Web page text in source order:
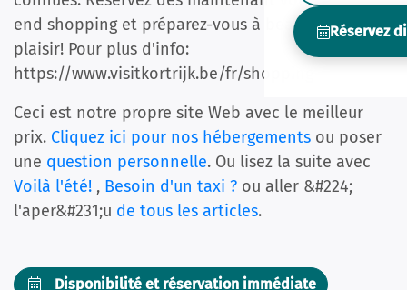
Réservez
end shopping et préparez-vous à beaucoup de
plaisir! Pour plus d'info:
https://www.visitkortrijk.be/fr/shopping
Ceci est notre propre site Web avec le meilleur
prix. Cliquez ici pour nos hébergements ou poser
une question personnelle. Ou lisez la suite avec
Voilà l'été! , Besoin d'un taxi ? ou aller &#224;
l'aper&#231;u de tous les articles.
Disponibilité et réservation immédiate